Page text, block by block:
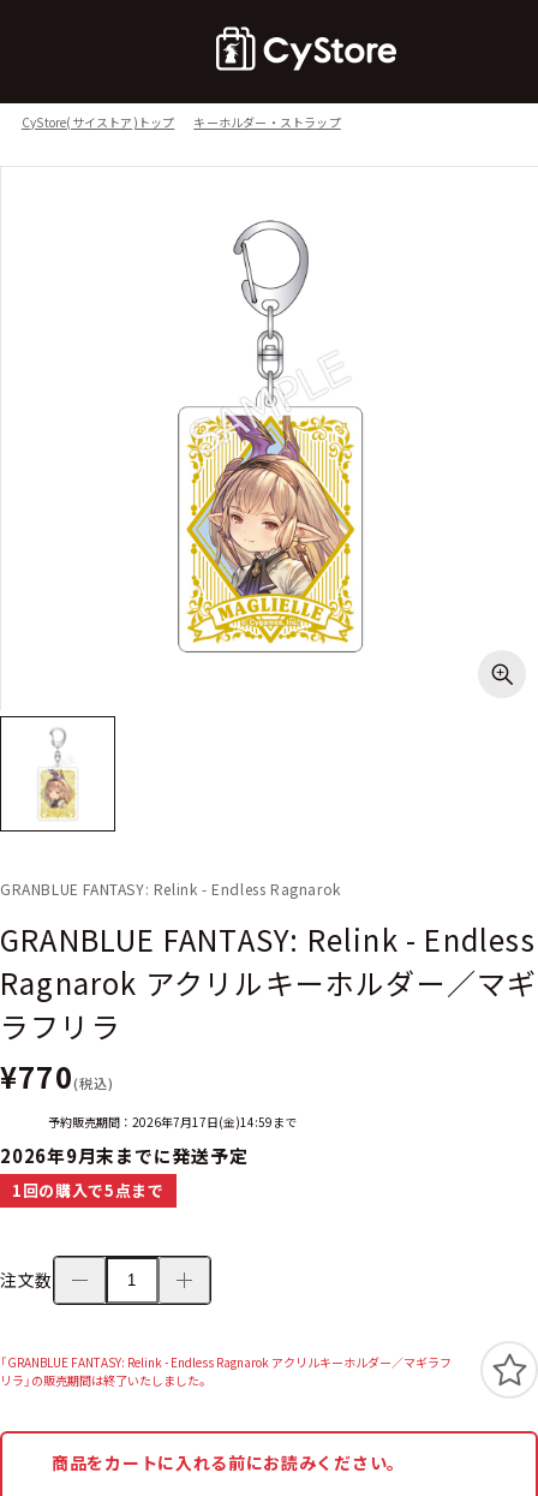
CyStore(サイストア)トップ キーホルダー・ストラップ
GRANBLUE FANTASY: Relink - Endless Ragnarok
GRANBLUE FANTASY: Relink - Endless
Ragnarok アクリルキーホルダー／マギ
ラフリラ
¥770(税込)
予約販売期間：2026年7月17日(金)14:59まで
2026年9月末までに発送予定
1回の購入で5点まで
注文数
「GRANBLUE FANTASY: Relink - Endless Ragnarok アクリルキーホルダー／マギラフ
リラ」の販売期間は終了いたしました。
商品をカートに入れる前にお読みください。